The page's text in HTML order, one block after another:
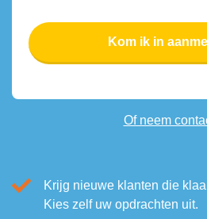
Of neem
Krijg nieuwe klanten die
Kies zelf uw opdrachten uit.